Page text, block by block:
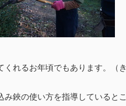
れるお年頃でもあります。（
鋏の使い方を指導しているとこ